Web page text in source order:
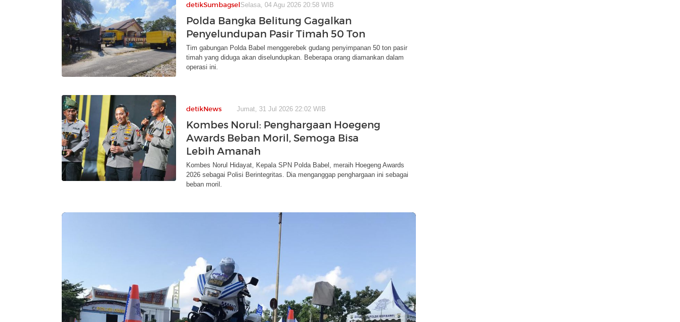
detikSumbagselSelasa, 04 Agu 2026 20:58 WIB
Polda Bangka Belitung Gagalkan
Penyelundupan Pasir Timah 50 Ton
Tim gabungan Polda Babel menggerebek gudang penyimpanan 50 ton pasir
timah yang diduga akan diselundupkan. Beberapa orang diamankan dalam
operasi ini.
detikNews Jumat, 31 Jul 2026 22:02 WIB
Kombes Norul: Penghargaan Hoegeng
Awards Beban Moril, Semoga Bisa
Lebih Amanah
Kombes Norul Hidayat, Kepala SPN Polda Babel, meraih Hoegeng Awards
2026 sebagai Polisi Berintegritas. Dia menganggap penghargaan ini sebagai
beban moril.